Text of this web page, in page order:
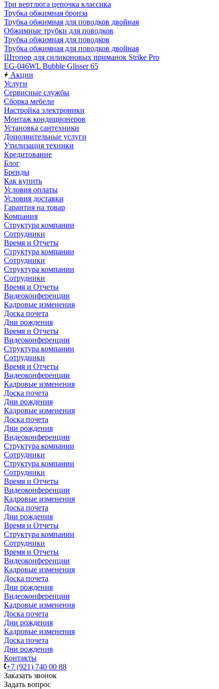
Три вертлюга цепочка классика
Трубка обжимная бронза
Трубка обжимная для поводков двойная
Обжимные трубки для поводков
Трубка обжимная для поводков
Трубка обжимная для поводков двойная
Штопор для силиконовых приманок Strike Pro
EG-046WL Bubble Glisser 65
Акции
Услуги
Сервисные службы
Сборка мебели
Настройка электроники
Монтаж кондиционеров
Установка сантехники
Дополнительные услуги
Утилизация техники
Кредитование
Блог
Бренды
Как купить
Условия оплаты
Условия доставки
Гарантия на товар
Компания
Структура компании
Сотрудники
Время и Отчеты
Структура компании
Сотрудники
Структура компании
Сотрудники
Время и Отчеты
Видеоконференции
Кадровые изменения
Доска почета
Дни рождения
Время и Отчеты
Видеоконференции
Структура компании
Сотрудники
Время и Отчеты
Видеоконференции
Кадровые изменения
Доска почета
Дни рождения
Кадровые изменения
Доска почета
Дни рождения
Видеоконференции
Структура компании
Сотрудники
Структура компании
Сотрудники
Время и Отчеты
Видеоконференции
Кадровые изменения
Доска почета
Дни рождения
Время и Отчеты
Структура компании
Сотрудники
Время и Отчеты
Видеоконференции
Кадровые изменения
Доска почета
Дни рождения
Видеоконференции
Кадровые изменения
Доска почета
Дни рождения
Кадровые изменения
Доска почета
Дни рождения
Контакты
+7 (921) 740 00 88
Заказать звонок
Задать вопрос